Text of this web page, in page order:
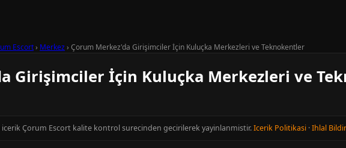
Escort› Merkez› Çorum Merkez'da Girişimciler İçin Kuluçka Merkezleri ve Teknokentler
Girişimciler İçin Kuluçka Merkezleri ve
icerik Çorum Escort kalite kontrol surecinden gecirilerek yayinlanmistir.Icerik Politikasi ·Ihlal Bildir